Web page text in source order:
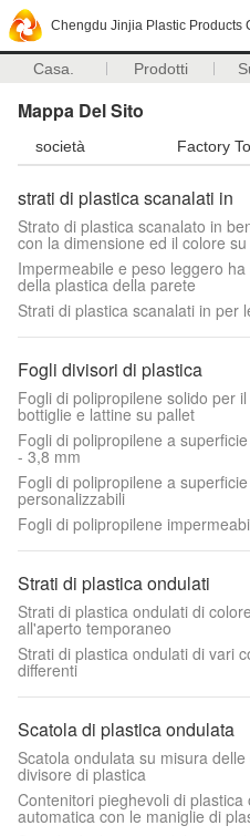
Chengdu Jinjia Plastic Products
Casa. Prodotti
Mappa Del Sito
società Factory
strati di plastica scanalati in
Strato di plastica scanalato in
con la dimensione ed il colore
Impermeabile e peso leggero
della plastica della parete
Strati di plastica scanalati in per
Fogli divisori di plastica
Fogli di polipropilene solido per
bottiglie e lattine su pallet
Fogli di polipropilene a
- 3,8 mm
Fogli di polipropilene a
personalizzabili
Fogli di polipropilene
Strati di plastica ondulati
Strati di plastica ondulati di
all'aperto temporaneo
Strati di plastica ondulati di vari
differenti
Scatola di plastica ondulata
Scatola ondulata su misura
divisore di plastica
Contenitori pieghevoli di
automatica con le maniglie di